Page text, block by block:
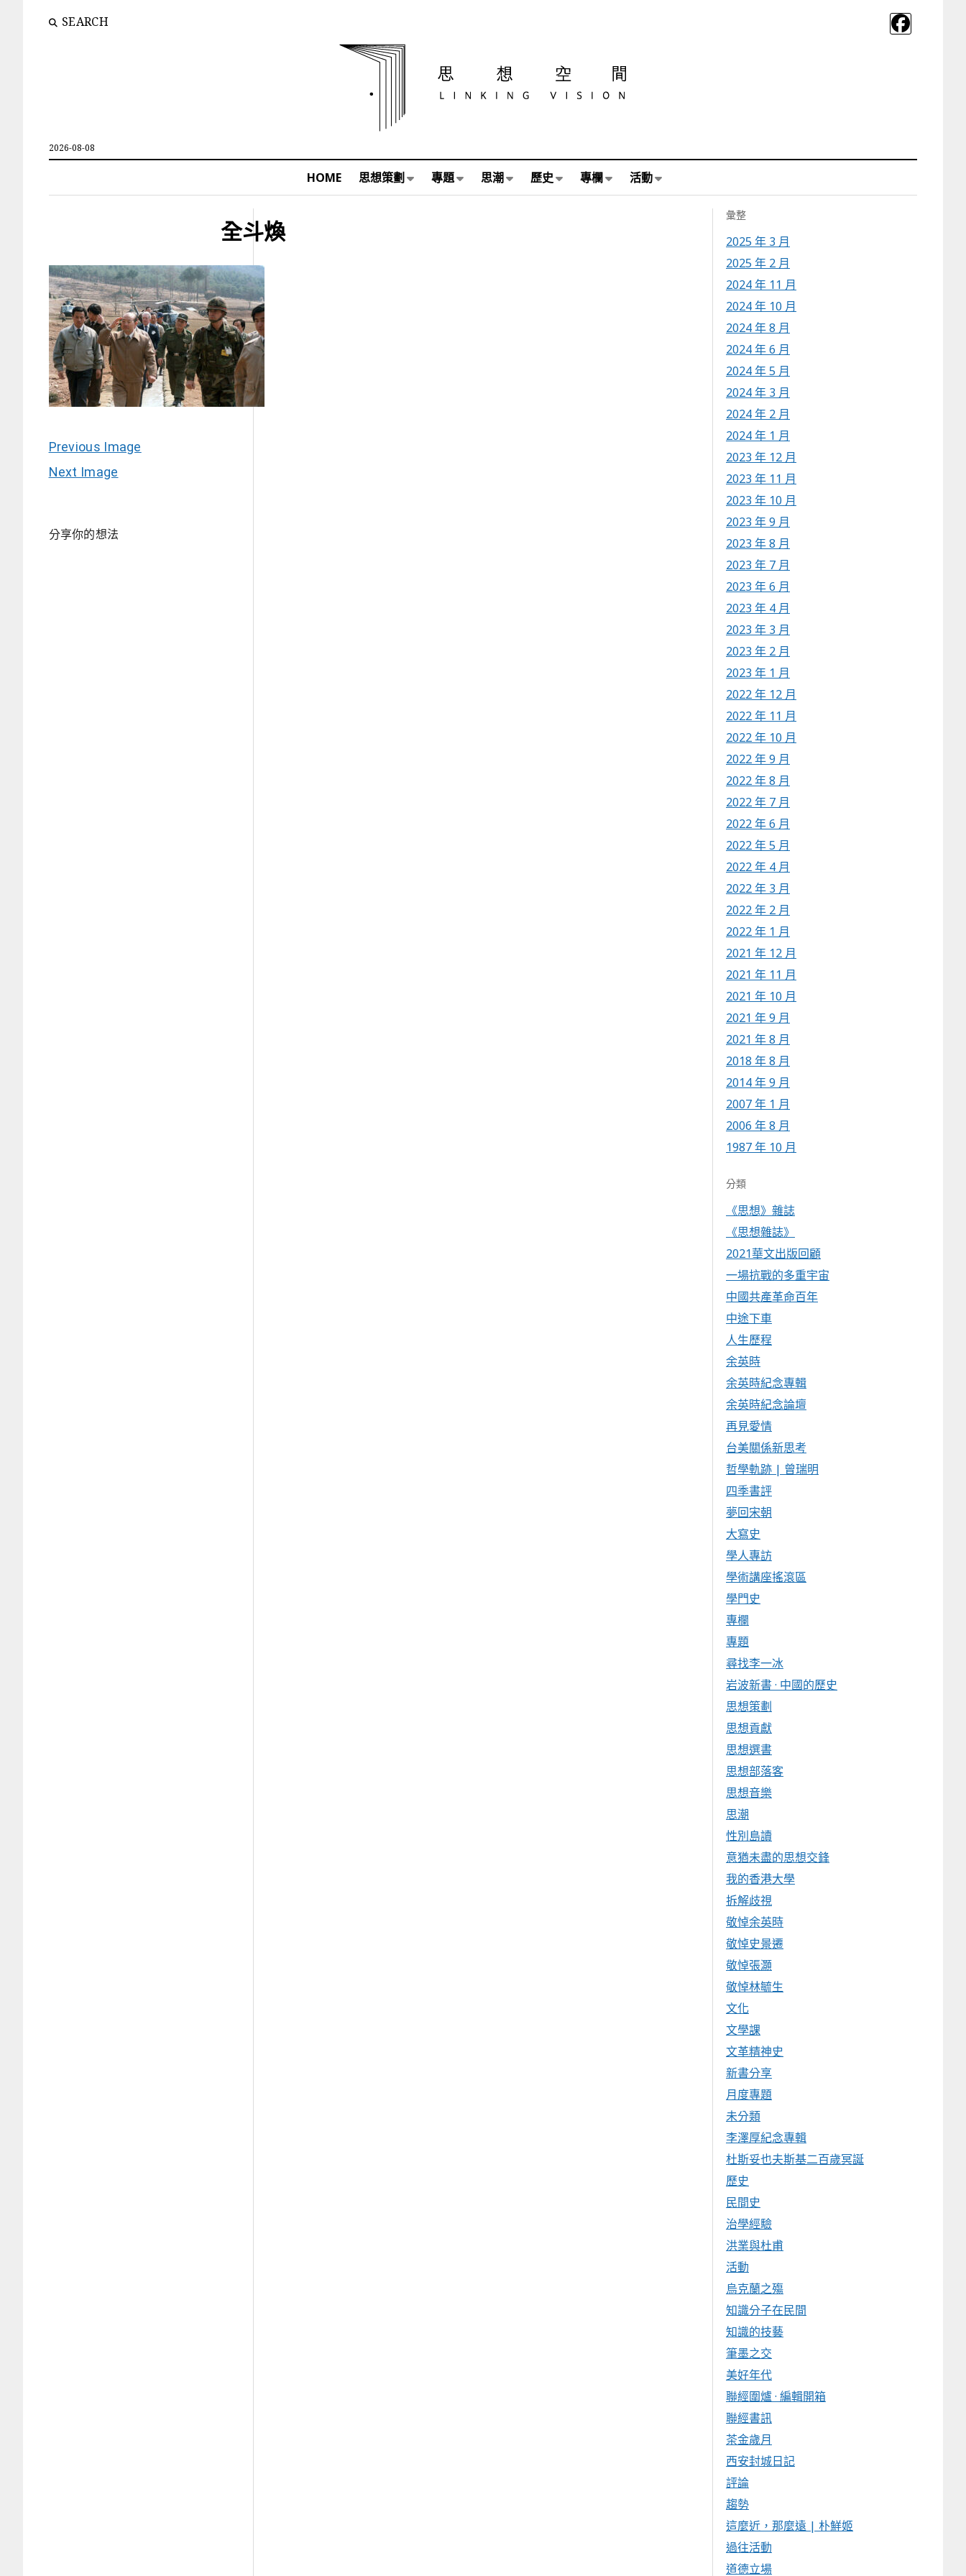
SEARCH
2026-08-08
HOME 思想策劃 專題 思潮 歷史 專欄 活動
全斗煥
Previous Image
Next Image
分享你的想法
彙整
2025 年 3 月
2025 年 2 月
2024 年 11 月
2024 年 10 月
2024 年 8 月
2024 年 6 月
2024 年 5 月
2024 年 3 月
2024 年 2 月
2024 年 1 月
2023 年 12 月
2023 年 11 月
2023 年 10 月
2023 年 9 月
2023 年 8 月
2023 年 7 月
2023 年 6 月
2023 年 4 月
2023 年 3 月
2023 年 2 月
2023 年 1 月
2022 年 12 月
2022 年 11 月
2022 年 10 月
2022 年 9 月
2022 年 8 月
2022 年 7 月
2022 年 6 月
2022 年 5 月
2022 年 4 月
2022 年 3 月
2022 年 2 月
2022 年 1 月
2021 年 12 月
2021 年 11 月
2021 年 10 月
2021 年 9 月
2021 年 8 月
2018 年 8 月
2014 年 9 月
2007 年 1 月
2006 年 8 月
1987 年 10 月
分類
《思想》雜誌
《思想雜誌》
2021華文出版回顧
一場抗戰的多重宇宙
中國共產革命百年
中途下車
人生歷程
余英時
余英時紀念專輯
余英時紀念論壇
再見愛情
台美關係新思考
哲學軌跡 | 曾瑞明
四季書評
夢回宋朝
大寫史
學人專訪
學術講座搖滾區
學門史
專欄
專題
尋找李一冰
岩波新書 · 中國的歷史
思想策劃
思想貢獻
思想選書
思想部落客
思想音樂
思潮
性別島讀
意猶未盡的思想交鋒
我的香港大學
拆解歧視
敬悼余英時
敬悼史景遷
敬悼張灝
敬悼林毓生
文化
文學課
文革精神史
新書分享
月度專題
未分類
李澤厚紀念專輯
杜斯妥也夫斯基二百歲冥誕
歷史
民間史
治學經驗
洪業與杜甫
活動
烏克蘭之殤
知識分子在民間
知識的技藝
筆墨之交
美好年代
聯經圍爐 · 編輯開箱
聯經書訊
茶金歲月
西安封城日記
評論
趨勢
這麼近，那麼遠 | 朴鮮姬
過往活動
道德立場